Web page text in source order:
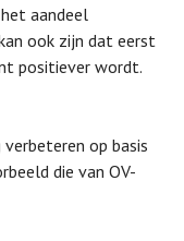
aandeel
ook zijn dat eerst
positiever wordt.
op basis
die van OV-